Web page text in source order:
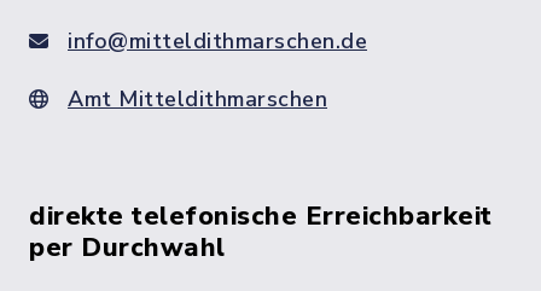
info@mitteldithmarschen.de
Amt Mitteldithmarschen
direkte telefonische Erreichbarkeit
per Durchwahl